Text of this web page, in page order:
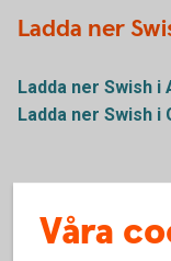
Ladda ner
Ladda ner Swish i
Ladda ner Swish i
Samma
Våra